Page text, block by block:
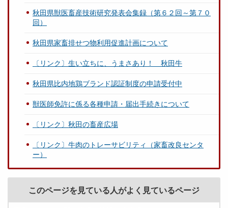
秋田県獣医畜産技術研究発表会集録（第６２回～第７０
回）
秋田県家畜排せつ物利用促進計画について
〔リンク〕生い立ちに、うまさあり！ 秋田牛
秋田県比内地鶏ブランド認証制度の申請受付中
獣医師免許に係る各種申請・届出手続きについて
〔リンク〕秋田の畜産広場
〔リンク〕牛肉のトレーサビリティ（家畜改良センタ
ー）
このページを見ている人がよく見ているページ